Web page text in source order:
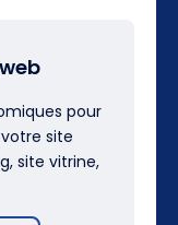
pour
site
site vitrine,